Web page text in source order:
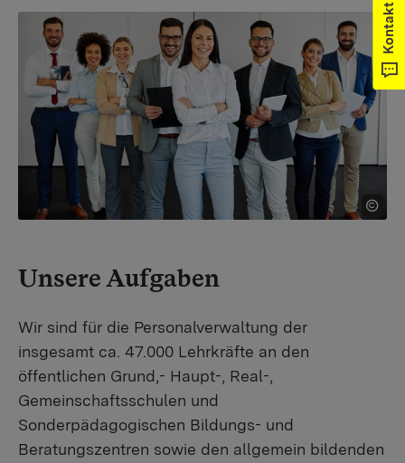
Unsere Aufgaben
Wir sind für die Personalverwaltung der
insgesamt ca. 47.000 Lehrkräfte an den
öffentlichen Grund,- Haupt-, Real-,
Gemeinschaftsschulen und
Sonderpädagogischen Bildungs- und
Beratungszentren sowie den allgemein bildenden
Kontakt